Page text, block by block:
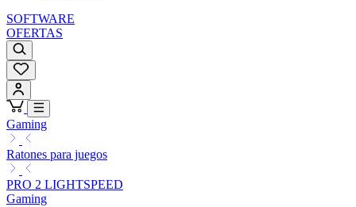
SOFTWARE
OFERTAS
Gaming
Ratones para juegos
PRO 2 LIGHTSPEED
Gaming